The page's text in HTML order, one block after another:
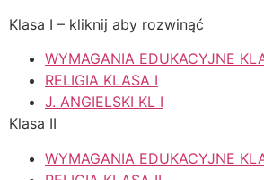
Klasa I – kliknij aby rozwinąć
WYMAGANIA EDUKACYJNE
RELIGIA KLASA I
J. ANGIELSKI KL I
Klasa II
WYMAGANIA EDUKACYJNE